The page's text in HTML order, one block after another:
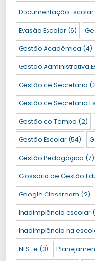
Documentação Escolar
Evasão Escolar (6)
Gestão Acadêmica (4)
Gestão Administrativa
Gestão de Secretaria
Gestão de Secretaria
Gestão do Tempo (2)
Gestão Escolar (54)
Gestão Pedagógica (7)
Glossário de Gestão
Google Classroom (2)
Inadimplência escolar
Inadimplência na
NFS-e (3)